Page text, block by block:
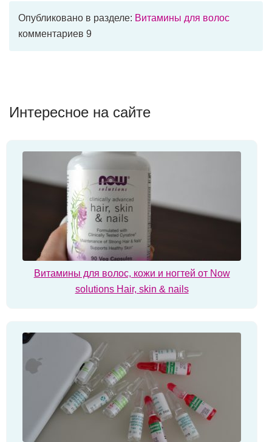
Опубликовано в разделе: Витамины для волос
комментариев 9
Интересное на сайте
Витамины для волос, кожи и ногтей от Now
solutions Hair, skin & nails